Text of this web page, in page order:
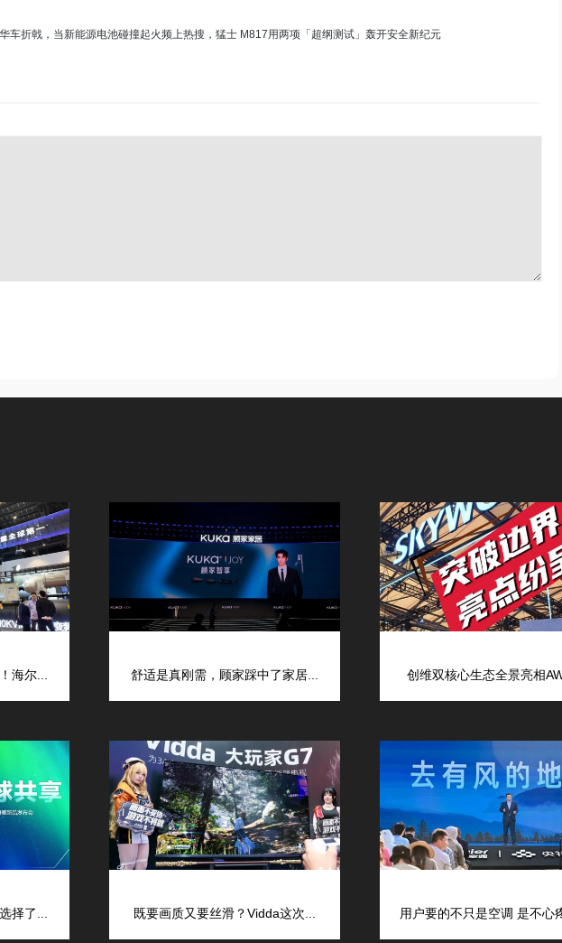
车折戟，当新能源电池碰撞起火频上热搜，猛士 M817用两项「超纲测试」轰开安全新纪元
海尔... 舒适是真刚需，顾家踩中了家居... 创维双核心生态全景亮相
择了... 既要画质又要丝滑？Vidda这次... 用户要的不只是空调 是不心